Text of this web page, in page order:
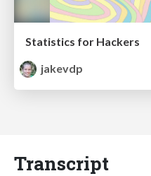
Statistics for Hackers
jakevdp
Transcript